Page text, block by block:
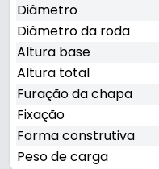
Diâmetro
Diâmetro da roda
Altura base
Altura total
Furação da chapa
Fixação
Forma construtiva
Peso de carga